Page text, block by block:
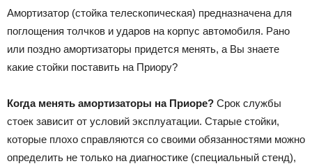
Амортизатор (стойка телескопическая) предназначена для
поглощения толчков и ударов на корпус автомобиля. Рано
или поздно амортизаторы придется менять, а Вы знаете
какие стойки поставить на Приору?
Когда менять амортизаторы на Приоре? Срок службы
стоек зависит от условий эксплуатации. Старые стойки,
которые плохо справляются со своими обязанностями можно
определить не только на диагностике (специальный стенд),